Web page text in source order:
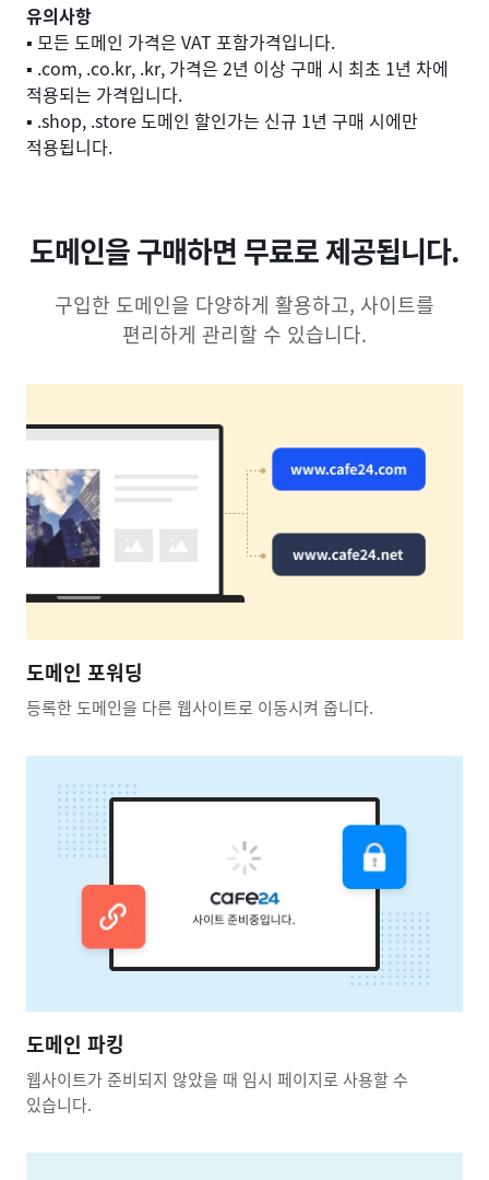
유의사항
▪ 모든 도메인 가격은 VAT 포함가격입니다.
▪ .com, .co.kr, .kr, 가격은 2년 이상 구매 시 최초 1년 차에
적용되는 가격입니다.
▪ .shop, .store 도메인 할인가는 신규 1년 구매 시에만
적용됩니다.
도메인을 구매하면 무료로 제공됩니다.
구입한 도메인을 다양하게 활용하고, 사이트를
편리하게 관리할 수 있습니다.
도메인 포워딩
등록한 도메인을 다른 웹사이트로 이동시켜 줍니다.
도메인 파킹
웹사이트가 준비되지 않았을 때 임시 페이지로 사용할 수
있습니다.